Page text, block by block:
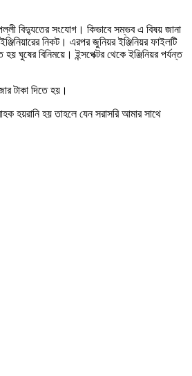
বিদ্যুতের সংযোগ। কিভাবে সম্ভব এ বিষয় জানা
নিকট। এরপর জুনিয়র ইঞ্জিনিয়র ফাইলটি
বিনিময়ে। ইন্সপেক্টর থেকে ইঞ্জিনিয়র পর্যন্ত
টাকা দিতে হয়।
হয়রানি হয় তাহলে যেন সরাসরি আমার সাথে